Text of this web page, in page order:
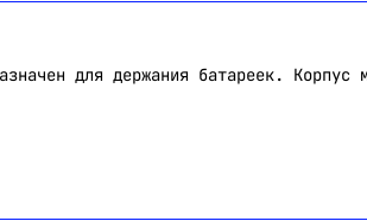
для держания батареек. Корпус